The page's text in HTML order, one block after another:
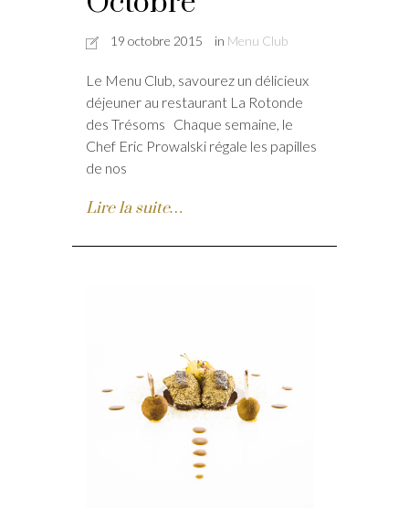
19 octobre 2015 in Menu Club
Le Menu Club, savourez un délicieux
déjeuner au restaurant La Rotonde
des Trésoms Chaque semaine, le
Chef Eric Prowalski régale les papilles
de nos
Lire la suite…